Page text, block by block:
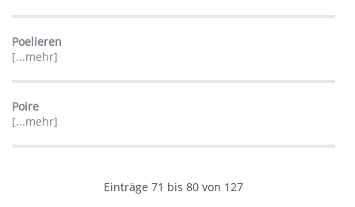
Poelieren
[...mehr]
Poire
[...mehr]
Einträge 71 bis 80 von 127